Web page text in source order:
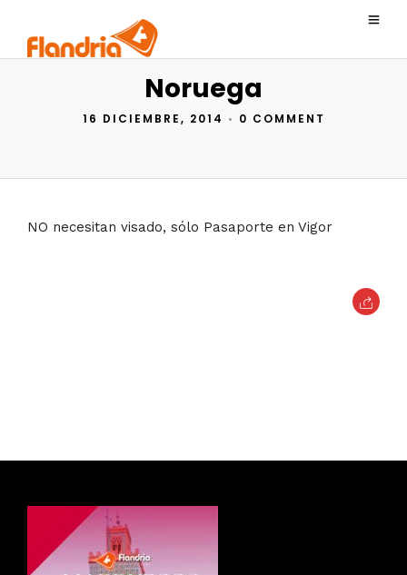
Noruega
16 DICIEMBRE, 2014 • 0 COMMENT
NO necesitan visado, sólo Pasaporte en Vigor